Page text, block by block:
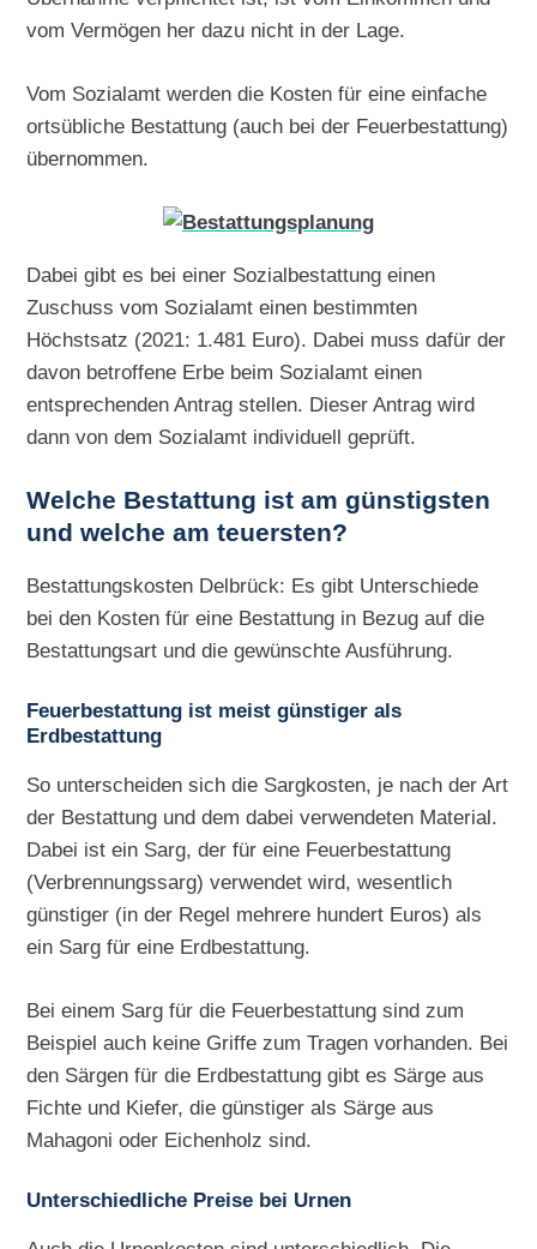
vom Vermögen her dazu nicht in der Lage.
Vom Sozialamt werden die Kosten für eine einfache
ortsübliche Bestattung (auch bei der Feuerbestattung)
übernommen.
Dabei gibt es bei einer Sozialbestattung einen
Zuschuss vom Sozialamt einen bestimmten
Höchstsatz (2021: 1.481 Euro). Dabei muss dafür der
davon betroffene Erbe beim Sozialamt einen
entsprechenden Antrag stellen. Dieser Antrag wird
dann von dem Sozialamt individuell geprüft.
Welche Bestattung ist am günstigsten
und welche am teuersten?
Bestattungskosten Delbrück: Es gibt Unterschiede
bei den Kosten für eine Bestattung in Bezug auf die
Bestattungsart und die gewünschte Ausführung.
Feuerbestattung ist meist günstiger als
Erdbestattung
So unterscheiden sich die Sargkosten, je nach der Art
der Bestattung und dem dabei verwendeten Material.
Dabei ist ein Sarg, der für eine Feuerbestattung
(Verbrennungssarg) verwendet wird, wesentlich
günstiger (in der Regel mehrere hundert Euros) als
ein Sarg für eine Erdbestattung.
Bei einem Sarg für die Feuerbestattung sind zum
Beispiel auch keine Griffe zum Tragen vorhanden. Bei
den Särgen für die Erdbestattung gibt es Särge aus
Fichte und Kiefer, die günstiger als Särge aus
Mahagoni oder Eichenholz sind.
Unterschiedliche Preise bei Urnen